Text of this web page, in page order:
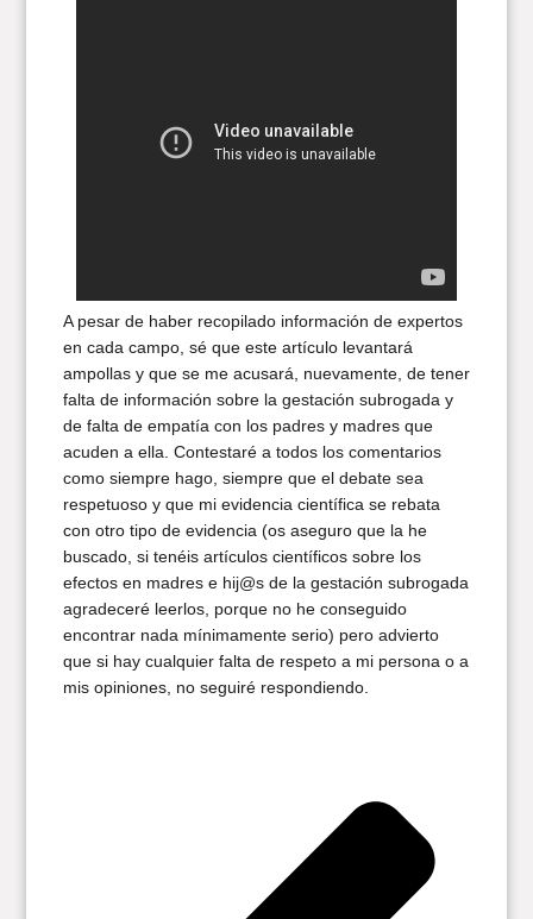
A pesar de haber recopilado información de expertos
en cada campo, sé que este artículo levantará
ampollas y que se me acusará, nuevamente, de tener
falta de información sobre la gestación subrogada y
de falta de empatía con los padres y madres que
acuden a ella. Contestaré a todos los comentarios
como siempre hago, siempre que el debate sea
respetuoso y que mi evidencia científica se rebata
con otro tipo de evidencia (os aseguro que la he
buscado, si tenéis artículos científicos sobre los
efectos en madres e hij@s de la gestación subrogada
agradeceré leerlos, porque no he conseguido
encontrar nada mínimamente serio) pero advierto
que si hay cualquier falta de respeto a mi persona o a
mis opiniones, no seguiré respondiendo.